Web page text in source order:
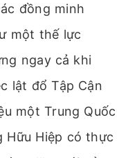
đồng minh
một thế lực
ngay cả khi
lật đổ Tập Cận
một Trung Quốc
Hữu Hiệp có thực